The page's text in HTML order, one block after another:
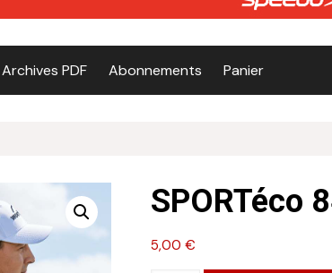
Archives PDF Abonnements Panier
SPORTéco
5,00€